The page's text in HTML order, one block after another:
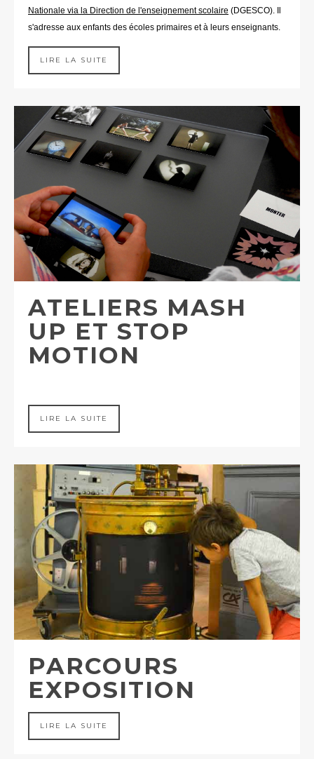
Nationale via la Direction de l'enseignement scolaire (DGESCO). Il
s'adresse aux enfants des écoles primaires et à leurs enseignants.
LIRE LA SUITE
ATELIERS MASH
UP ET STOP
MOTION
LIRE LA SUITE
PARCOURS
EXPOSITION
LIRE LA SUITE